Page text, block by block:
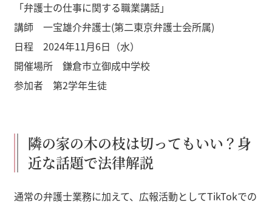
「弁護士の仕事に関する職業講話」
講師 一宝雄介弁護士(第二東京弁護士会所属)
日程 2024年11月6日（水）
開催場所 鎌倉市立御成中学校
参加者 第2学年生徒
隣の家の木の枝は切ってもいい？身
近な話題で法律解説
通常の弁護士業務に加えて、広報活動としてTikTokでの